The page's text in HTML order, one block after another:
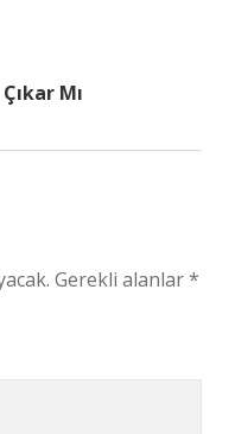
Mı
Gerekli alanlar*